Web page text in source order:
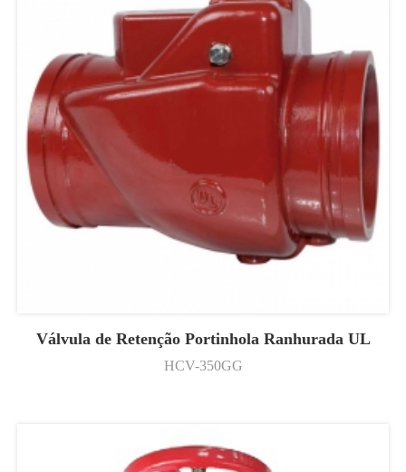
Válvula de Retenção Portinhola Ranhurada UL
HCV-350GG